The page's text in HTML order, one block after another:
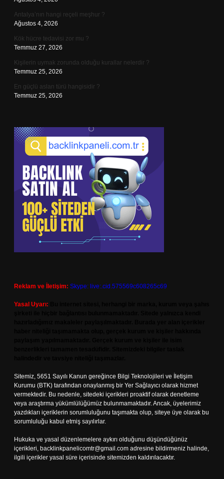
Antalya’nın hangi reçeli meşhur ?
Ağustos 4, 2026
Kök hücre tedavisi zor mu ?
Temmuz 27, 2026
Kişilerin uymak zorunda olduğu kurallar nelerdir ?
Temmuz 25, 2026
En güçlü aslan türü hangisidir ?
Temmuz 25, 2026
Reklam ve İletişim: Skype: live:.cid.575569c608265c69
Yasal Uyarı:
Sitemiz, 5651 Sayılı Kanun gereğince Bilgi Teknolojileri ve İletişim
Kurumu (BTK) tarafından onaylanmış bir Yer Sağlayıcı olarak hizmet
vermektedir. Bu nedenle, sitedeki içerikleri proaktif olarak denetleme
veya araştırma yükümlülüğümüz bulunmamaktadır. Ancak, üyelerimiz
yazdıkları içeriklerin sorumluluğunu taşımakta olup, siteye üye olarak bu
sorumluluğu kabul etmiş sayılırlar.
Hukuka ve yasal düzenlemelere aykırı olduğunu düşündüğünüz
içerikleri, backlinkpanelicomtr@gmail.com adresine bildirmeniz halinde,
ilgili içerikler yasal süre içerisinde sitemizden kaldırılacaktır.